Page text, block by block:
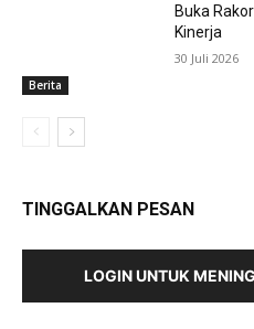
Berita
Buka
Kinerja
30 Juli 2026
TINGGALKAN PESAN
LOGIN UNTUK